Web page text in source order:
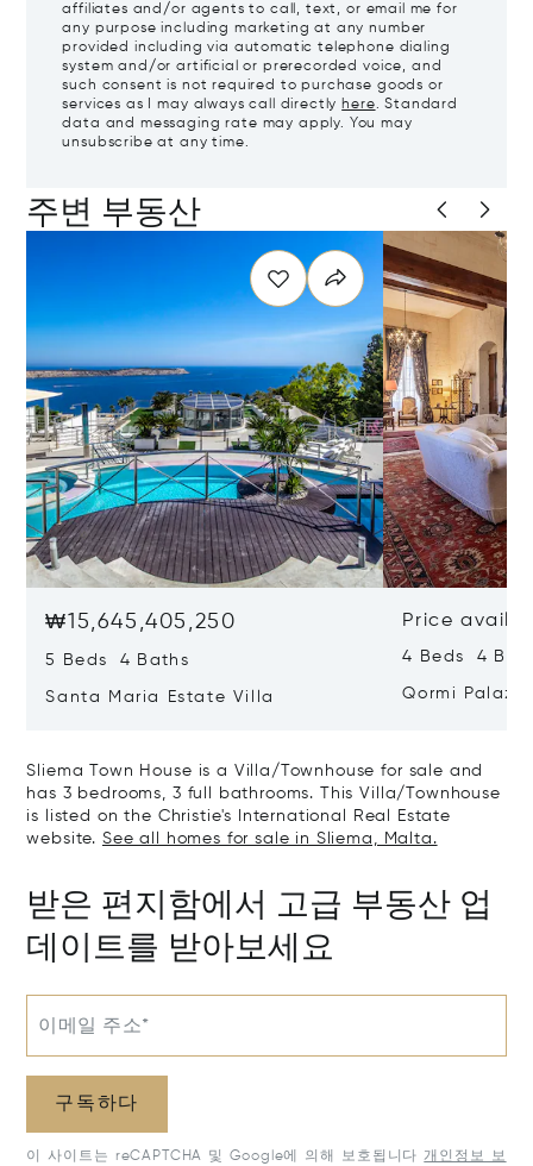
affiliates and/or agents to call, text, or email me for
any purpose including marketing at any number
provided including via automatic telephone dialing
system and/or artificial or prerecorded voice, and
such consent is not required to purchase goods or
services as I may always call directly here. Standard
data and messaging rate may apply. You may
unsubscribe at any time.
주변 부동산
₩15,645,405,250
5 Beds 4 Baths
Santa Maria Estate Villa
Price
4 Beds 4
Qormi
Sliema Town House is a Villa/Townhouse for sale and
has 3 bedrooms, 3 full bathrooms. This Villa/Townhouse
is listed on the Christie's International Real Estate
website. See all homes for sale in Sliema, Malta.
받은 편지함에서 고급 부동산 업
데이트를 받아보세요
이메일 주소*
구독하다
이 사이트는 reCAPTCHA 및 Google에 의해 보호됩니다 개인정보 보